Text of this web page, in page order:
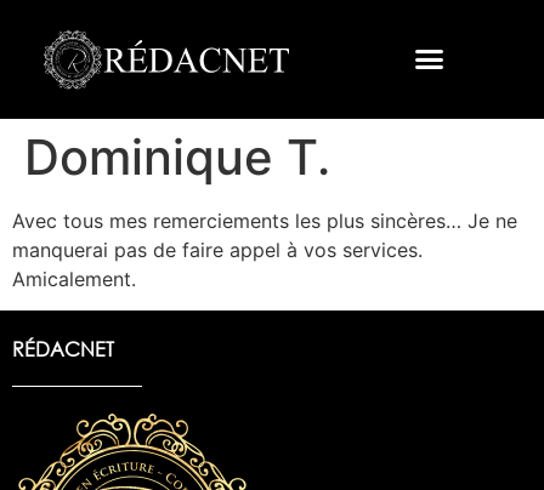
Dominique T.
Avec tous mes remerciements les plus sincères… Je ne
manquerai pas de faire appel à vos services.
Amicalement.
RÉDACNET